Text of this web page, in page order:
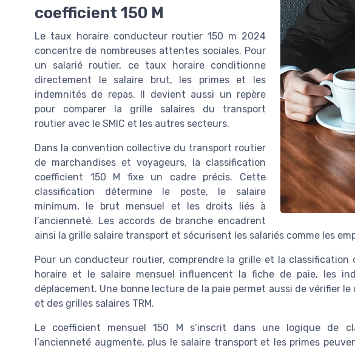
coefficient 150 M
Le taux horaire conducteur routier 150 m 2024
concentre de nombreuses attentes sociales. Pour
un salarié routier, ce taux horaire conditionne
directement le salaire brut, les primes et les
indemnités de repas. Il devient aussi un repère
pour comparer la grille salaires du transport
routier avec le SMIC et les autres secteurs.
Dans la convention collective du transport routier
de marchandises et voyageurs, la classification
coefficient 150 M fixe un cadre précis. Cette
classification détermine le poste, le salaire
minimum, le brut mensuel et les droits liés à
l’ancienneté. Les accords de branche encadrent
ainsi la grille salaire transport et sécurisent les salariés comme les
Pour un conducteur routier, comprendre la grille et la classification
horaire et le salaire mensuel influencent la fiche de paie, les
déplacement. Une bonne lecture de la paie permet aussi de vérifier
et des grilles salaires TRM.
Le coefficient mensuel 150 M s’inscrit dans une logique de
l’ancienneté augmente, plus le salaire transport et les primes